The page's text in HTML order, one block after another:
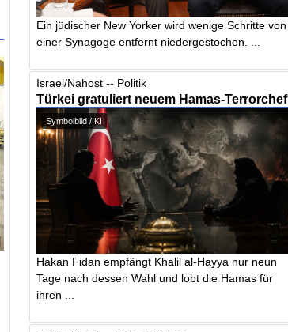
Ein jüdischer New Yorker wird wenige Schritte von
einer Synagoge entfernt niedergestochen. ...
Israel/Nahost -- Politik
Türkei gratuliert neuem Hamas-Terrorchef
Symbolbild / KI
Hakan Fidan empfängt Khalil al-Hayya nur neun
Tage nach dessen Wahl und lobt die Hamas für
ihren ...